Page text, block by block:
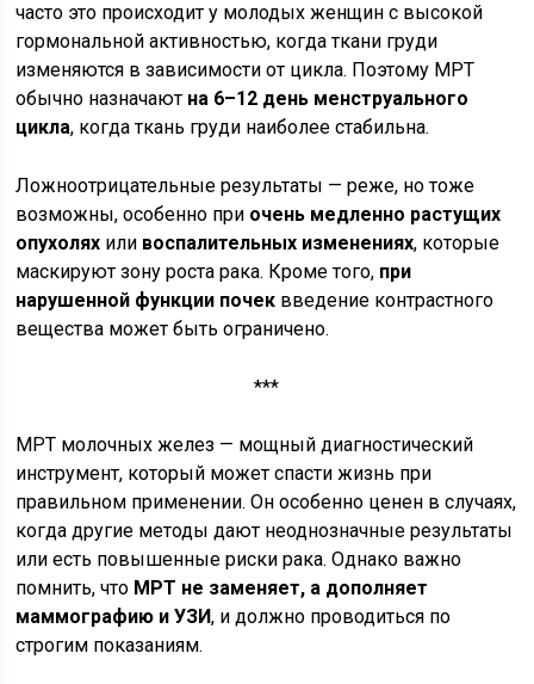
часто это происходит у молодых женщин с высокой
гормональной активностью, когда ткани груди
изменяются в зависимости от цикла. Поэтому МРТ
обычно назначают на 6–12 день менструального
цикла, когда ткань груди наиболее стабильна.
Ложноотрицательные результаты — реже, но тоже
возможны, особенно при очень медленно растущих
опухолях или воспалительных изменениях, которые
маскируют зону роста рака. Кроме того, при
нарушенной функции почек введение контрастного
вещества может быть ограничено.
***
МРТ молочных желез — мощный диагностический
инструмент, который может спасти жизнь при
правильном применении. Он особенно ценен в случаях,
когда другие методы дают неоднозначные результаты
или есть повышенные риски рака. Однако важно
помнить, что МРТ не заменяет, а дополняет
маммографию и УЗИ, и должно проводиться по
строгим показаниям.